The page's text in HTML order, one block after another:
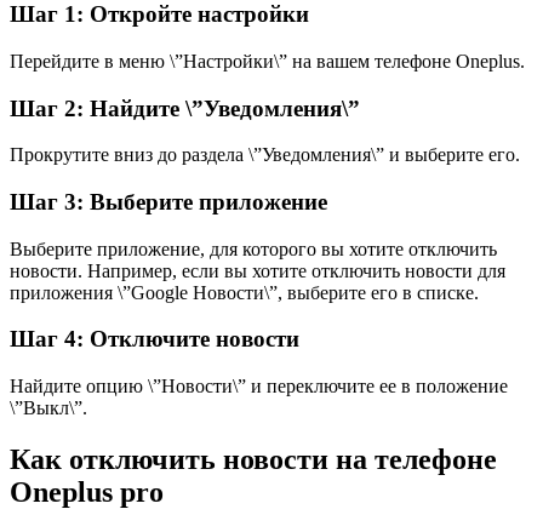
Шаг 1: Откройте настройки
Перейдите в меню \”Настройки\” на вашем телефоне Oneplus.
Шаг 2: Найдите \”Уведомления\”
Прокрутите вниз до раздела \”Уведомления\” и выберите его.
Шаг 3: Выберите приложение
Выберите приложение, для которого вы хотите отключить
новости. Например, если вы хотите отключить новости для
приложения \”Google Новости\”, выберите его в списке.
Шаг 4: Отключите новости
Найдите опцию \”Новости\” и переключите ее в положение
\”Выкл\”.
Как отключить новости на телефоне
Oneplus pro